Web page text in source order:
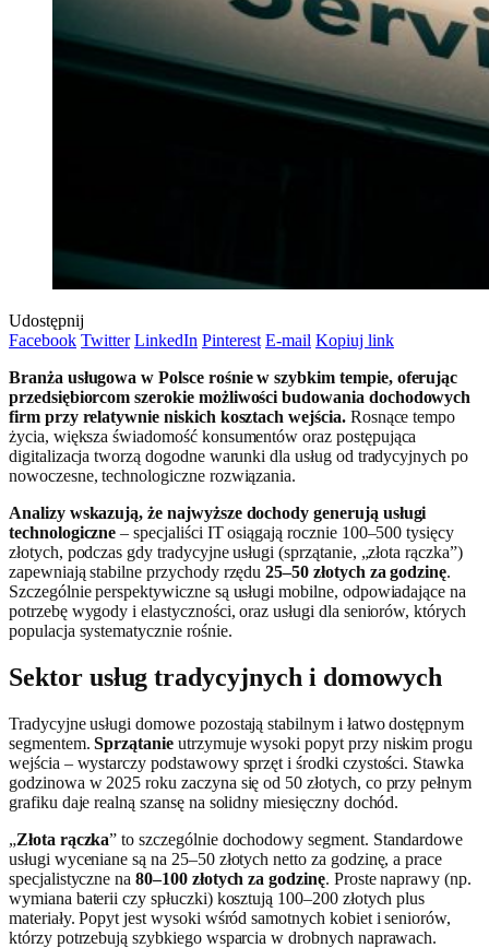
Udostępnij
Facebook Twitter LinkedIn Pinterest E-mail Kopiuj link
Branża usługowa w Polsce rośnie w szybkim tempie, oferując
przedsiębiorcom szerokie możliwości budowania dochodowych
firm przy relatywnie niskich kosztach wejścia.Rosnące tempo
życia, większa świadomość konsumentów oraz postępująca
digitalizacja tworzą dogodne warunki dla usług od tradycyjnych po
nowoczesne, technologiczne rozwiązania.
Analizy wskazują, że najwyższe dochody generują usługi
technologiczne – specjaliści IT osiągają rocznie 100–500 tysięcy
złotych, podczas gdy tradycyjne usługi (sprzątanie, „złota rączka”)
zapewniają stabilne przychody rzędu25–50 złotych za godzinę.
Szczególnie perspektywiczne są usługi mobilne, odpowiadające na
potrzebę wygody i elastyczności, oraz usługi dla seniorów, których
populacja systematycznie rośnie.
Sektor usług tradycyjnych i domowych
Tradycyjne usługi domowe pozostają stabilnym i łatwo dostępnym
segmentem.Sprzątanie utrzymuje wysoki popyt przy niskim progu
wejścia – wystarczy podstawowy sprzęt i środki czystości. Stawka
godzinowa w 2025 roku zaczyna się od 50 złotych, co przy pełnym
grafiku daje realną szansę na solidny miesięczny dochód.
„Złota rączka” to szczególnie dochodowy segment. Standardowe
usługi wyceniane są na 25–50 złotych netto za godzinę, a prace
specjalistyczne na80–100 złotych za godzinę. Proste naprawy (np.
wymiana baterii czy spłuczki) kosztują 100–200 złotych plus
materiały. Popyt jest wysoki wśród samotnych kobiet i seniorów,
którzy potrzebują szybkiego wsparcia w drobnych naprawach.